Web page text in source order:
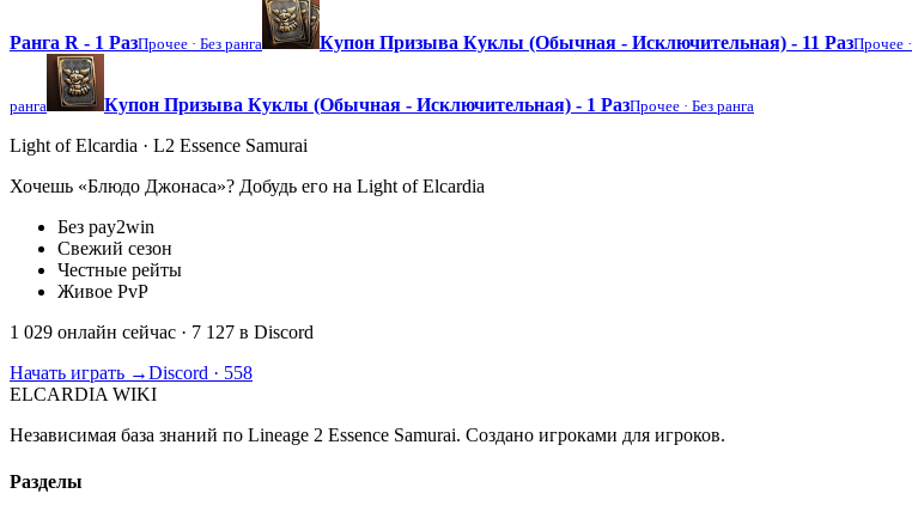
Ранга R - 1 РазПрочее · Без ранга Купон Призыва Куклы (Обычная - Исключительная) - 11 РазПрочее ·
ранга Купон Призыва Куклы (Обычная - Исключительная) - 1 РазПрочее · Без ранга
Light of Elcardia · L2 Essence Samurai
Хочешь «Блюдо Джонаса»? Добудь его на Light of Elcardia
Без pay2win
Свежий сезон
Честные рейты
Живое PvP
1 029 онлайн сейчас · 7 127 в Discord
Начать играть →Discord · 558
ELCARDIA WIKI
Независимая база знаний по Lineage 2 Essence Samurai. Создано игроками для игроков.
Разделы